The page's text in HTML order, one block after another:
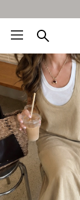
BEST100🤍 NEW5%